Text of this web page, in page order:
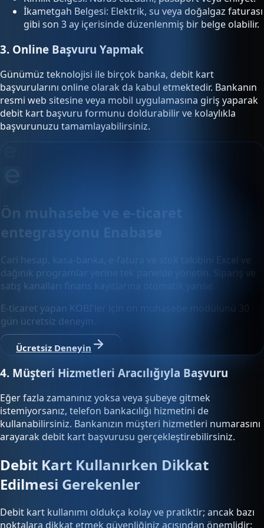
İkametgah Belgesi: Elektrik, su veya doğalgaz faturası
gibi son 3 ay içerisinde düzenlenmiş bir belge olabilir.
3. Online Başvuru Yapmak
Günümüz teknolojisi ile birçok banka, debit kart
başvurularını online olarak da kabul etmektedir. Bankanın
resmi web sitesine veya mobil uygulamasına giriş yaparak
debit kart başvuru formunu doldurabilir ve kolaylıkla
başvurunuzu tamamlayabilirsiniz.
Ön muhasebe ve e-ticaret
entegrasyonu Enabase
Cari hesap, kasa-banka, e-fatura ve stok takibini Excel ve
dağınık programlar yerine tek panelde yönetin. Sipariş ve
satış kanalları finans kayıtlarına otomatik yansır.
E-ticaret yapan KOBİ'ler için ön muhasebe modülünü 30
gün ücretsiz deneyin.
Ücretsiz Deneyin
4. Müşteri Hizmetleri Aracılığıyla Başvuru
Eğer fazla zamanınız yoksa veya şubeye gitmek
istemiyorsanız, telefon bankacılığı hizmetini de
kullanabilirsiniz. Bankanızın müşteri hizmetleri numarasını
arayarak debit kart başvurusu gerçekleştirebilirsiniz.
Debit Kart Kullanırken Dikkat
Edilmesi Gerekenler
Debit kart kullanımı oldukça kolay ve pratiktir; ancak bazı
noktalara dikkat etmek güvenliğiniz açısından önemlidir: